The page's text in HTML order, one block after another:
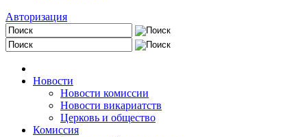
Авторизация
Новости
Новости комиссии
Новости викариатств
Церковь и общество
Комиссия